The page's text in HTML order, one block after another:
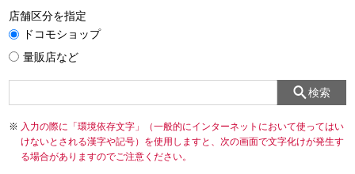
店舗区分を指定
ドコモショップ
量販店など
検索
入力の際に「環境依存文字」（一般的にインターネットにおいて使ってはい
けないとされる漢字や記号）を使用しますと、次の画面で文字化けが発生す
る場合がありますのでご注意ください。